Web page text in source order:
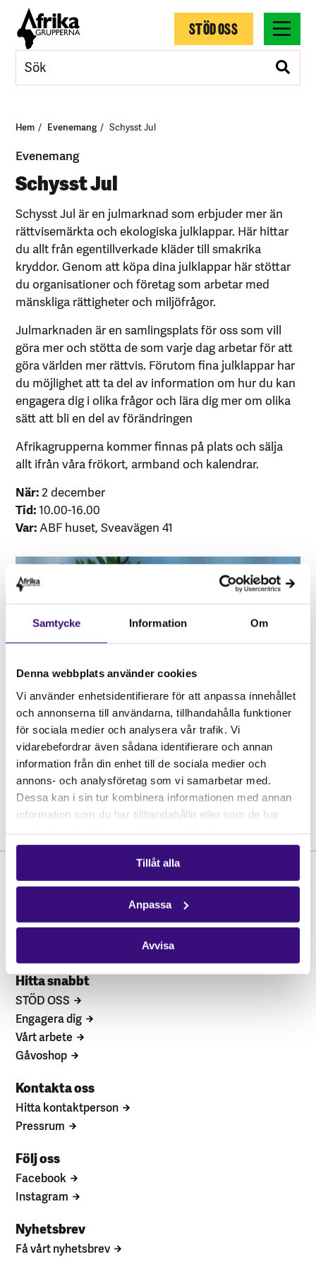
Samtycke Information Om
Denna webbplats använder cookies
Vi använder enhetsidentifierare för att anpassa innehållet
och annonserna till användarna, tillhandahålla funktioner
för sociala medier och analysera vår trafik. Vi
vidarebefordrar även sådana identifierare och annan
information från din enhet till de sociala medier och
annons- och analysföretag som vi samarbetar med.
Dessa kan i sin tur kombinera informationen med annan
information som du har tillhandahållit eller som de har
Tillåt alla
Anpassa
Avvisa
STÖD OSS
Hem Evenemang Schysst Jul
Evenemang
Schysst Jul
Schysst Jul är en julmarknad som erbjuder mer än
rättvisemärkta och ekologiska julklappar. Här hittar
du allt från egentillverkade kläder till smakrika
kryddor. Genom att köpa dina julklappar här stöttar
du organisationer och företag som arbetar med
mänskliga rättigheter och miljöfrågor.
Julmarknaden är en samlingsplats för oss som vill
göra mer och stötta de som varje dag arbetar för att
göra världen mer rättvis. Förutom fina julklappar har
du möjlighet att ta del av information om hur du kan
engagera dig i olika frågor och lära dig mer om olika
sätt att bli en del av förändringen
Afrikagrupperna kommer finnas på plats och sälja
allt ifrån våra frökort, armband och kalendrar.
När: 2 december
Tid:10.00-16.00
Var:ABF huset, Sveavägen 41
Bild: Shutterstock
Hitta snabbt
STÖD OSS
Engagera dig
Vårt arbete
Gåvoshop
Kontakta oss
Hitta kontaktperson
Pressrum
Följ oss
Facebook
Instagram
Nyhetsbrev
Få vårt nyhetsbrev